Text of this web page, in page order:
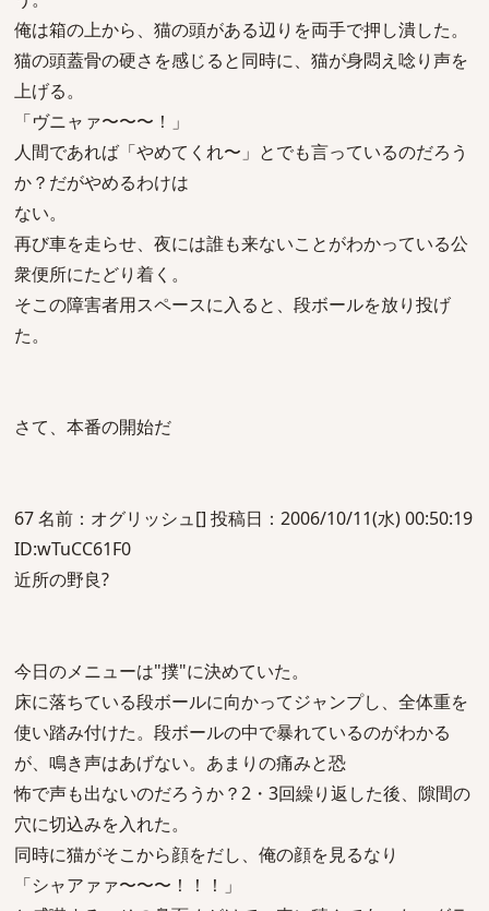
俺は箱の上から、猫の頭がある辺りを両手で押し潰した。
猫の頭蓋骨の硬さを感じると同時に、猫が身悶え唸り声を
上げる。
「ヴニャァ〜〜〜！」
人間であれば「やめてくれ〜」とでも言っているのだろう
か？だがやめるわけは
ない。
再び車を走らせ、夜には誰も来ないことがわかっている公
衆便所にたどり着く。
そこの障害者用スペースに入ると、段ボールを放り投げ
た。
さて、本番の開始だ
67 名前：オグリッシュ[] 投稿日：2006/10/11(水) 00:50:19
ID:wTuCC61F0
近所の野良?
今日のメニューは"撲"に決めていた。
床に落ちている段ボールに向かってジャンプし、全体重を
使い踏み付けた。段ボールの中で暴れているのがわかる
が、鳴き声はあげない。あまりの痛みと恐
怖で声も出ないのだろうか？2・3回繰り返した後、隙間の
穴に切込みを入れた。
同時に猫がそこから顔をだし、俺の顔を見るなり
「シャアァァ〜〜〜！！！」